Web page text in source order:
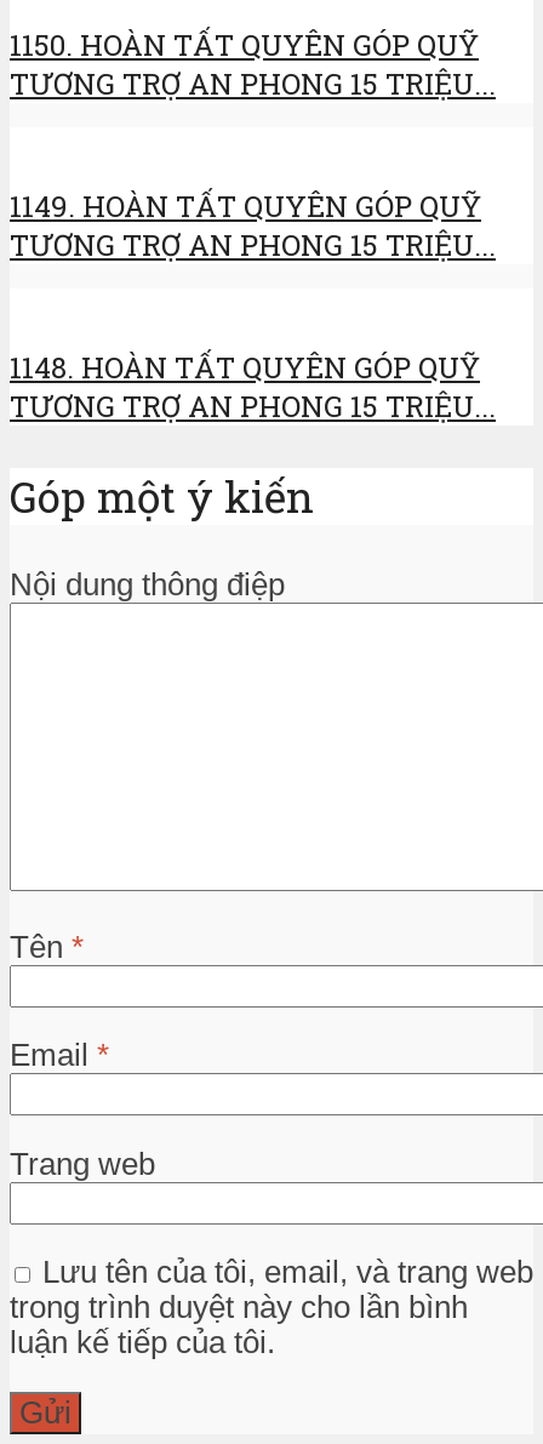
1150. HOÀN TẤT QUYÊN GÓP QUỸ
TƯƠNG TRỢ AN PHONG 15 TRIỆU...
1149. HOÀN TẤT QUYÊN GÓP QUỸ
TƯƠNG TRỢ AN PHONG 15 TRIỆU...
1148. HOÀN TẤT QUYÊN GÓP QUỸ
TƯƠNG TRỢ AN PHONG 15 TRIỆU...
Góp một ý kiến
Nội dung thông điệp
Tên *
Email *
Trang web
Lưu tên của tôi, email, và trang web
trong trình duyệt này cho lần bình
luận kế tiếp của tôi.